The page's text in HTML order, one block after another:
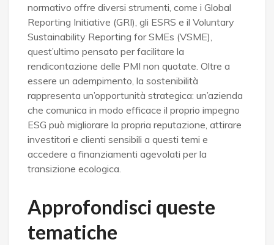
normativo offre diversi strumenti, come i Global
Reporting Initiative (GRI), gli ESRS e il Voluntary
Sustainability Reporting for SMEs (VSME),
quest’ultimo pensato per facilitare la
rendicontazione delle PMI non quotate. Oltre a
essere un adempimento, la sostenibilità
rappresenta un’opportunità strategica: un’azienda
che comunica in modo efficace il proprio impegno
ESG può migliorare la propria reputazione, attirare
investitori e clienti sensibili a questi temi e
accedere a finanziamenti agevolati per la
transizione ecologica.
Approfondisci queste
tematiche